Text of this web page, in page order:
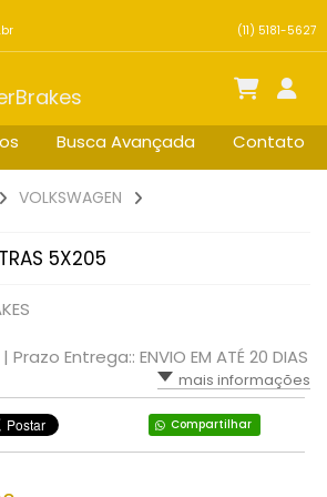
(11) 5181-5627
Busca Avançada Contato
VOLKSWAGEN
5X205
Prazo Entrega:: ENVIO EM ATÉ 20 DIAS
mais informações
Compartilhar